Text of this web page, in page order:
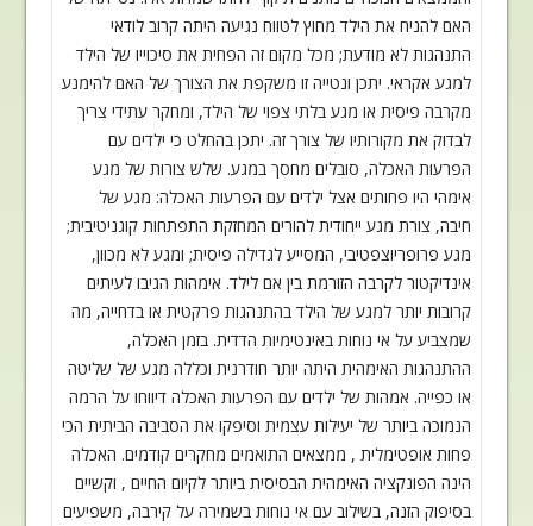
האם להניח את הילד מחוץ לטווח נגיעה היתה קרוב לודאי
התנהגות לא מודעת; מכל מקום זה הפחית את סיכוייו של הילד
למגע אקראי. יתכן ונטייה זו משקפת את הצורך של האם להימנע
מקרבה פיסית או מגע בלתי צפוי של הילד, ומחקר עתידי צריך
לבדוק את מקורותיו של צורך זה. יתכן בהחלט כי ילדים עם
הפרעות האכלה, סובלים מחסך במגע. שלש צורות של מגע
אימהי היו פחותים אצל ילדים עם הפרעות האכלה: מגע של
חיבה, צורת מגע ייחודית להורים המחזקת התפתחות קוגניטיבית;
מגע פרופריוצפטיבי, המסייע לגדילה פיסית; ומגע לא מכוון,
אינדיקטור לקרבה הזורמת בין אם לילד. אימהות הגיבו לעיתים
קרובות יותר למגע של הילד בהתנהגות פרקטית או בדחייה, מה
שמצביע על אי נוחות באינטימיות הדדית. בזמן האכלה,
ההתנהגות האימהית היתה יותר חודרנית וכללה מגע של שליטה
או כפייה. אמהות של ילדים עם הפרעות האכלה דיווחו על הרמה
הנמוכה ביותר של יעילות עצמית וסיפקו את הסביבה הביתית הכי
פחות אופטימלית , ממצאים התואמים מחקרים קודמים. האכלה
הינה הפונקציה האימהית הבסיסית ביותר לקיום החיים , וקשיים
בסיפוק הזנה, בשילוב עם אי נוחות בשמירה על קירבה, משפיעים